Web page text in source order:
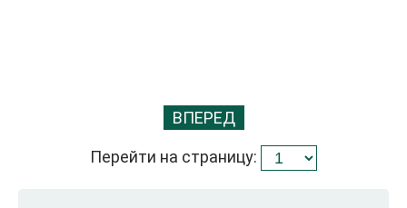
ВПЕРЕД
Перейти на страницу: